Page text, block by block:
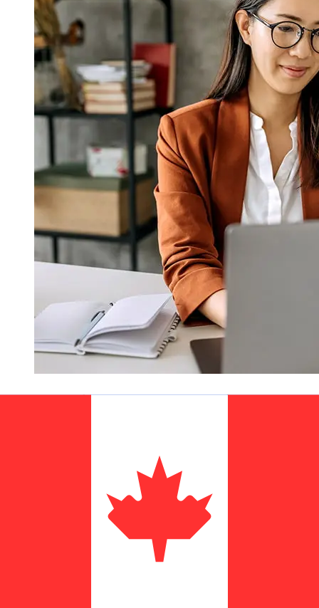
Hoe snel is een Bank Leumi ILS om
Bezorgtijden voor internationale overboekingen met
Bank Leumi van Israël tot Canada variëren afhankelijk
van de betaalmethode en het tijdstip van transacties.
Internationale bankoverschrijvingen duren meestal 1 tot
5 werkdagen. Factoren zoals feestdagen en
veiligheidscontroles kunnen ook invloed hebben op de
levering. Controleer Bank Leumi le-Israel B.Mde
afkaptijden om vertragingen te voorkomen.